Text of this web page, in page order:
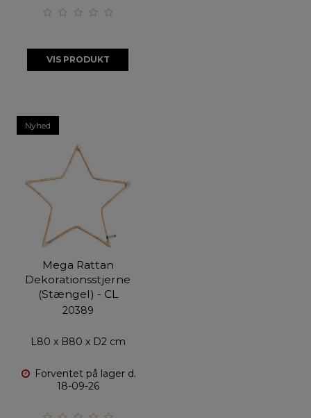
VIS PRODUKT
Nyhed
Mega Rattan
Dekorationsstjerne
(Stængel) - CL
20389
L80 x B80 x D2 cm
Forventet på lager d.
18-09-26